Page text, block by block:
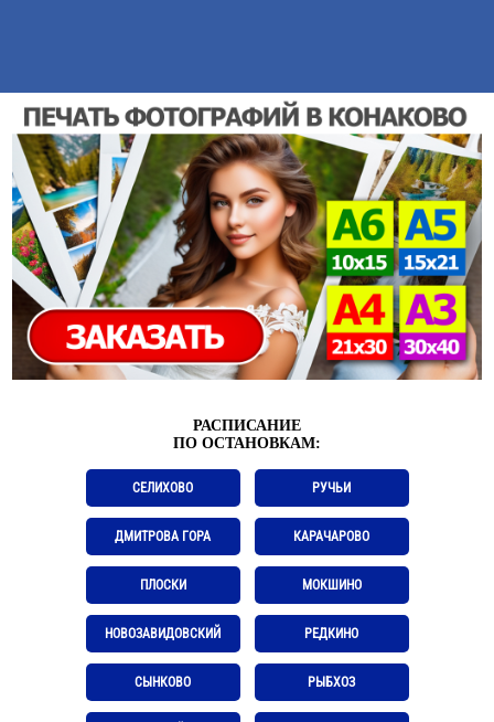
РАСПИСАНИЕ
ПО ОСТАНОВКАМ:
СЕЛИХОВО РУЧЬИ
ДМИТРОВА ГОРА КАРАЧАРОВО
ПЛОСКИ МОКШИНО
НОВОЗАВИДОВСКИЙ РЕДКИНО
СЫНКОВО РЫБХОЗ